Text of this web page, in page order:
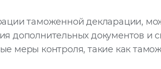
таможенной декларации,
дополнительных документов и
меры контроля, такие как